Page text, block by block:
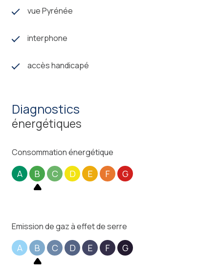
exposé sont disponibles sur le site
vue Pyrénée
interphone
accès handicapé
diagnostics
énergétiques
Consommation énergétique
A B C D E F G
Emission de gaz à effet de serre
A B C D E F G